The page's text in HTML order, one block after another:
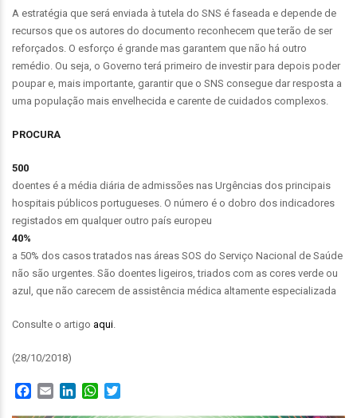
A estratégia que será enviada à tutela do SNS é faseada e depende de
recursos que os autores do documento reconhecem que terão de ser
reforçados. O esforço é grande mas garantem que não há outro
remédio. Ou seja, o Governo terá primeiro de investir para depois poder
poupar e, mais importante, garantir que o SNS consegue dar resposta a
uma população mais envelhecida e carente de cuidados complexos.
PROCURA
500
doentes é a média diária de admissões nas Urgências dos principais
hospitais públicos portugueses. O número é o dobro dos indicadores
registados em qualquer outro país europeu
40%
a 50% dos casos tratados nas áreas SOS do Serviço Nacional de Saúde
não são urgentes. São doentes ligeiros, triados com as cores verde ou
azul, que não carecem de assistência médica altamente especializada
Consulte o artigo aqui
(28/10/2018)
Facebook
Email LinkedInWhatsApp